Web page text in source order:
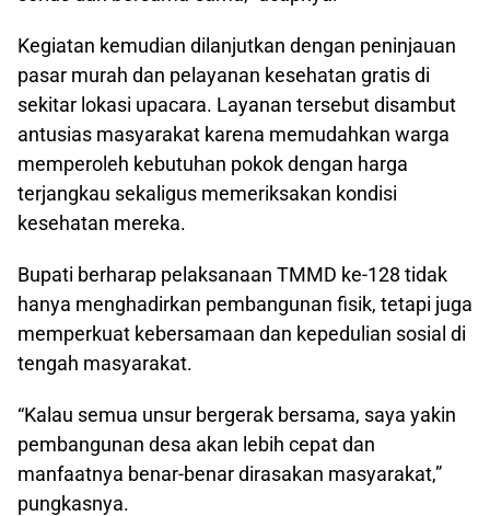
Kegiatan kemudian dilanjutkan dengan peninjauan
pasar murah dan pelayanan kesehatan gratis di
sekitar lokasi upacara. Layanan tersebut disambut
antusias masyarakat karena memudahkan warga
memperoleh kebutuhan pokok dengan harga
terjangkau sekaligus memeriksakan kondisi
kesehatan mereka.
Bupati berharap pelaksanaan TMMD ke-128 tidak
hanya menghadirkan pembangunan fisik, tetapi juga
memperkuat kebersamaan dan kepedulian sosial di
tengah masyarakat.
“Kalau semua unsur bergerak bersama, saya yakin
pembangunan desa akan lebih cepat dan
manfaatnya benar-benar dirasakan masyarakat,”
pungkasnya.